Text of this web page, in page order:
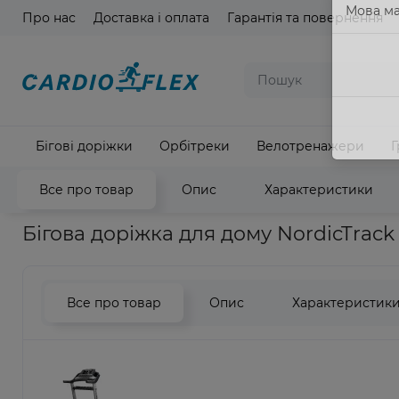
Про нас Доставка і оплата Гарантія та повернення
Бігові доріжки Орбітреки Велотренажери
Все про товар Опис Характеристики
Головна Кардіотренажери Бігові доріжки Бігова
Бігова доріжка для дому NordicTrack
Все про товар Опис Характеристики